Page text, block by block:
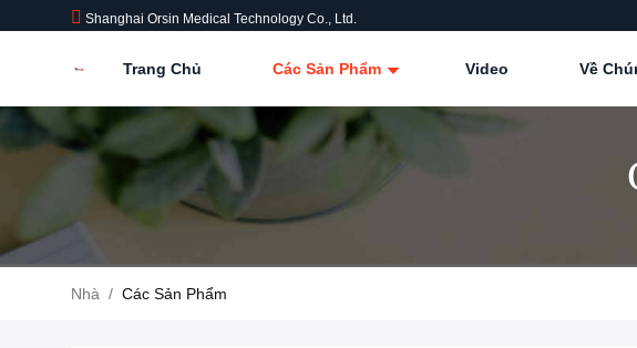
Shanghai Orsin Medical Technology Co., Ltd.
Trang Chủ Các Sản Phẩm Video Về
Nhà / Các Sản Phẩm